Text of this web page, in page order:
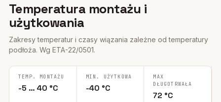
Temperatura montażu i
użytkowania
Zakresy temperatur i czasy wiązania zależne od temperatury
podłoża. Wg ETA-22/0501.
TEMP. MONTAŻU
-5 … 40 °C
MIN. UŻYTKOWA
-40 °C
MAX
DŁUGOTRWAŁA
72 °C